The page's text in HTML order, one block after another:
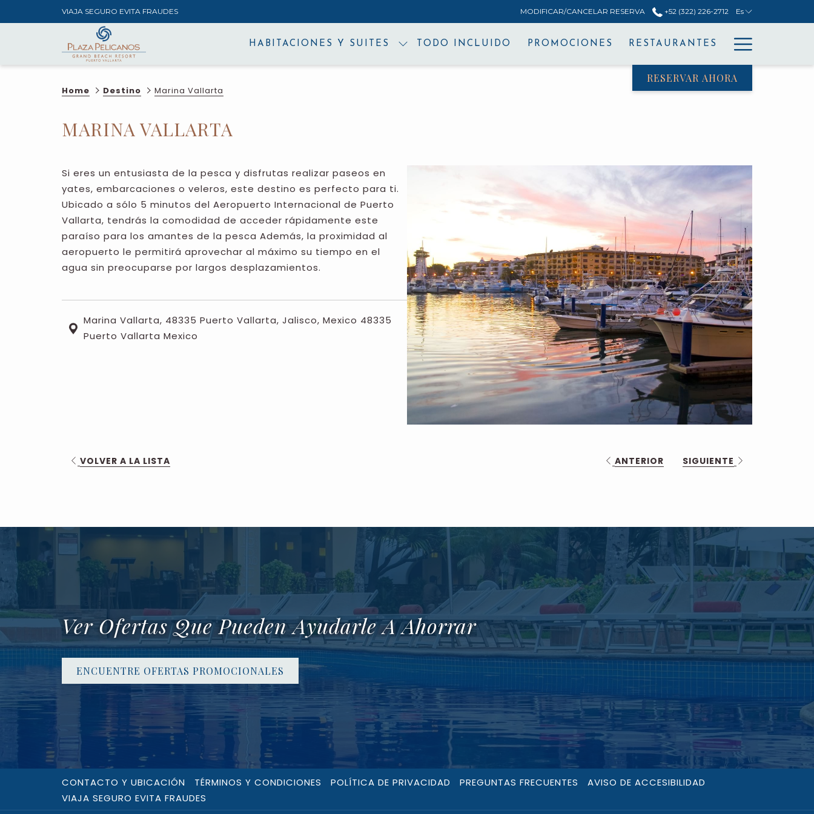
VIAJA SEGURO EVITA FRAUDES MODIFICAR/CANCELAR RESERVA +52 (322) 226-2712 Es
HABITACIONES Y SUITES TODO INCLUIDO PROMOCIONES RESTAURANTES
Menu
RESERVAR AHORA
Home Destino Marina Vallarta
MARINA VALLARTA
Si eres un entusiasta de la pesca y disfrutas realizar paseos en
yates, embarcaciones o veleros, este destino es perfecto para ti.
Ubicado a sólo 5 minutos del Aeropuerto Internacional de Puerto
Vallarta, tendrás la comodidad de acceder rápidamente este
paraíso para los amantes de la pesca Además, la proximidad al
aeropuerto le permitirá aprovechar al máximo su tiempo en el
agua sin preocuparse por largos desplazamientos.
Marina Vallarta, 48335 Puerto Vallarta, Jalisco, Mexico 48335
Puerto Vallarta Mexico
VOLVER A LA LISTA ANTERIOR SIGUIENTE
Ver Ofertas Que Pueden Ayudarle A Ahorrar
ENCUENTRE OFERTAS PROMOCIONALES
CONTACTO Y UBICACIÓN TÉRMINOS Y CONDICIONES POLÍTICA DE PRIVACIDAD PREGUNTAS FRECUENTES
AVISO DE ACCESIBILIDAD
VIAJA SEGURO EVITA FRAUDES